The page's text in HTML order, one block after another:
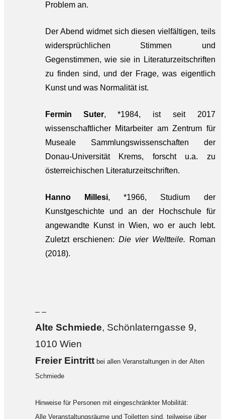
Problem an.
Der Abend widmet sich diesen vielfältigen, teils
widersprüchlichen Stimmen und
Gegenstimmen, wie sie in Literaturzeitschriften
zu finden sind, und der Frage, was eigentlich
Kunst und was Normalität ist.
Fermin Suter, *1984, ist seit 2017
wissenschaftlicher Mitarbeiter am Zentrum für
Museale Sammlungswissenschaften der
Donau-Universität Krems, forscht u.a. zu
österreichischen Literaturzeitschriften.
Hanno Millesi, *1966, Studium der
Kunstgeschichte und an der Hochschule für
angewandte Kunst in Wien, wo er auch lebt.
Zuletzt erschienen: Die vier Weltteile.
Roman
(2018).
– –
Alte Schmiede, Schönlaterngasse 9,
1010 Wien
Freier Eintritt bei allen Veranstaltungen in der Alten
Schmiede
Hinweise für Personen mit eingeschränkter Mobilität:
Alle Veranstaltungsräume und Toiletten sind, teilweise über